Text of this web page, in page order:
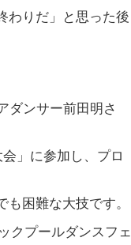
わりだ」と思った後
ダンサー前田明さ
」に参加し、プロ
困難な大技です。
クプールダンスフェ